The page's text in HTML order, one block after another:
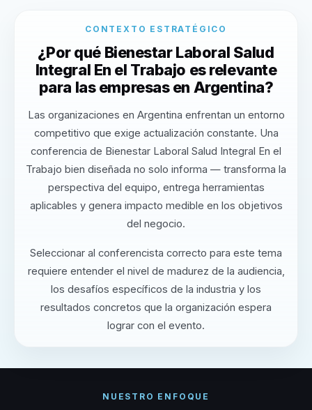
CONTEXTO ESTRATÉGICO
¿Por qué Bienestar Laboral Salud
Integral En el Trabajo es relevante
para las empresas en Argentina?
Las organizaciones en Argentina enfrentan un entorno
competitivo que exige actualización constante. Una
conferencia de Bienestar Laboral Salud Integral En el
Trabajo bien diseñada no solo informa — transforma la
perspectiva del equipo, entrega herramientas
aplicables y genera impacto medible en los objetivos
del negocio.
Seleccionar al conferencista correcto para este tema
requiere entender el nivel de madurez de la audiencia,
los desafíos específicos de la industria y los
resultados concretos que la organización espera
lograr con el evento.
NUESTRO ENFOQUE